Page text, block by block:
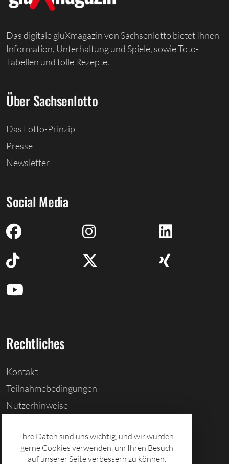
Das digitale glüXmagazin von Sachsenlotto bietet Ihnen
Information, Unterhaltung und Spiele, sowie Toto-
Tabellen und tolle Rezepte.
Über Sachsenlotto
Das Lotto-Prinzip
Presse
Newsletter
Social Media
Rechtliches
Kontakt
Teilnahmebedingungen
Nutzerhinweise
Cookies löschen
Datenschutz
Ihre Daten sind uns wichtig, und wir würden
gerne Cookies verwenden, um Ihren Besuch
auf unserer Seite verbessern zu können.